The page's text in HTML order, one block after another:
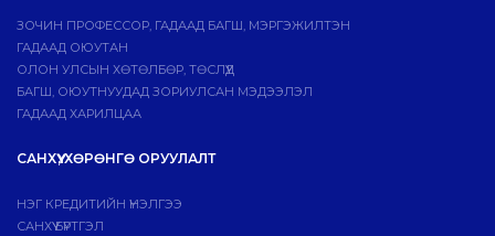
ЗОЧИН ПРОФЕССОР, ГАДААД БАГШ, МЭРГЭЖИЛТЭН
ГАДААД ОЮУТАН
ОЛОН УЛСЫН ХӨТӨЛБӨР, ТӨСЛҮҮД
БАГШ, ОЮУТНУУДАД ЗОРИУЛСАН МЭДЭЭЛЭЛ
ГАДААД ХАРИЛЦАА
САНХҮҮ, ХӨРӨНГӨ ОРУУЛАЛТ
НЭГ КРЕДИТИЙН ҮНЭЛГЭЭ
САНХҮҮ БҮРТГЭЛ